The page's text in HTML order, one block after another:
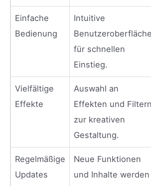
Einfache
Bedienung
Intuitive
Benutzeroberfläche
für schnellen
Einstieg.
Vielfältige
Effekte
Auswahl an
Effekten und Filtern
zur kreativen
Gestaltung.
Regelmäßige
Updates
Neue Funktionen
und Inhalte werden